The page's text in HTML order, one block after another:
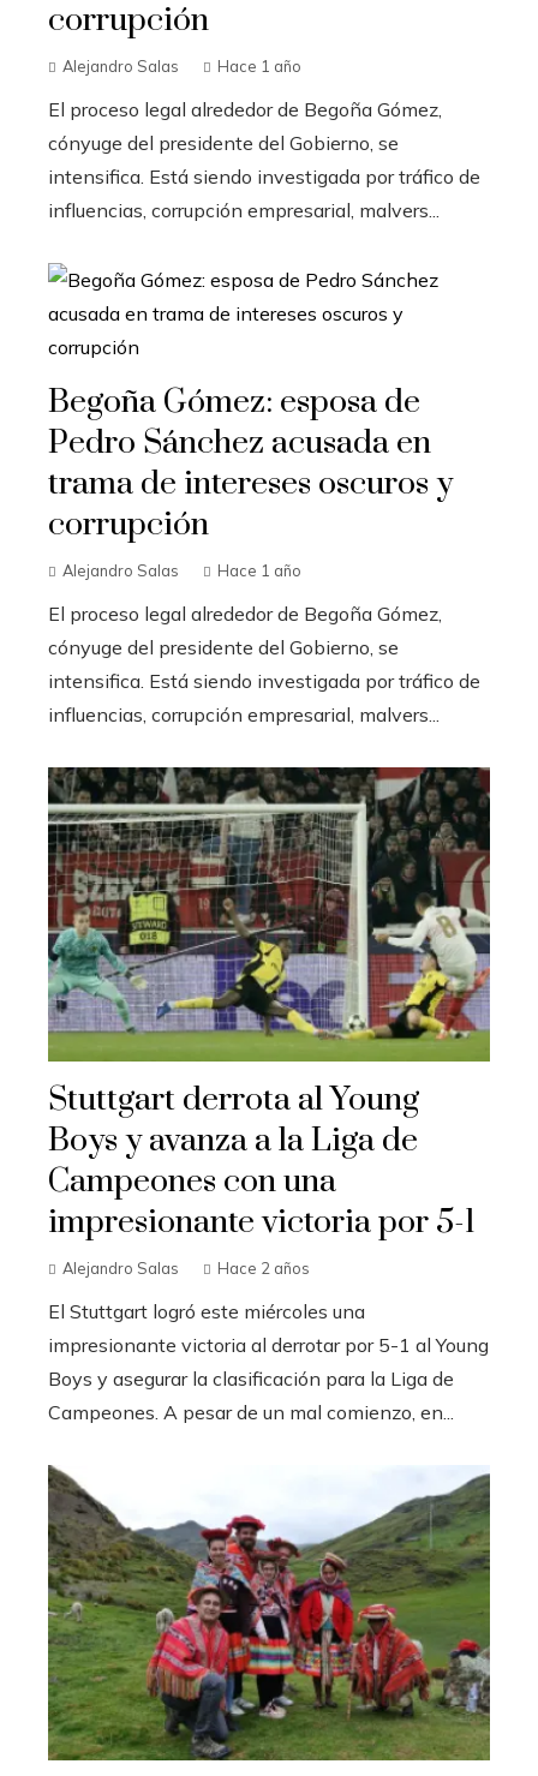
corrupción
Alejandro Salas Hace 1 año
El proceso legal alrededor de Begoña Gómez,
cónyuge del presidente del Gobierno, se
intensifica. Está siendo investigada por tráfico de
influencias, corrupción empresarial, malvers...
Begoña Gómez: esposa de
Pedro Sánchez acusada en
trama de intereses oscuros y
corrupción
Alejandro Salas Hace 1 año
El proceso legal alrededor de Begoña Gómez,
cónyuge del presidente del Gobierno, se
intensifica. Está siendo investigada por tráfico de
influencias, corrupción empresarial, malvers...
Stuttgart derrota al Young
Boys y avanza a la Liga de
Campeones con una
impresionante victoria por 5-1
Alejandro Salas Hace 2 años
El Stuttgart logró este miércoles una
impresionante victoria al derrotar por 5-1 al Young
Boys y asegurar la clasificación para la Liga de
Campeones. A pesar de un mal comienzo, en...